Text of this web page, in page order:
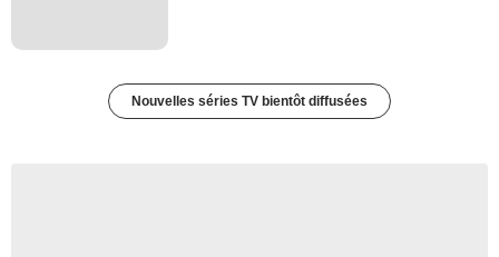
Nouvelles séries TV bientôt diffusées